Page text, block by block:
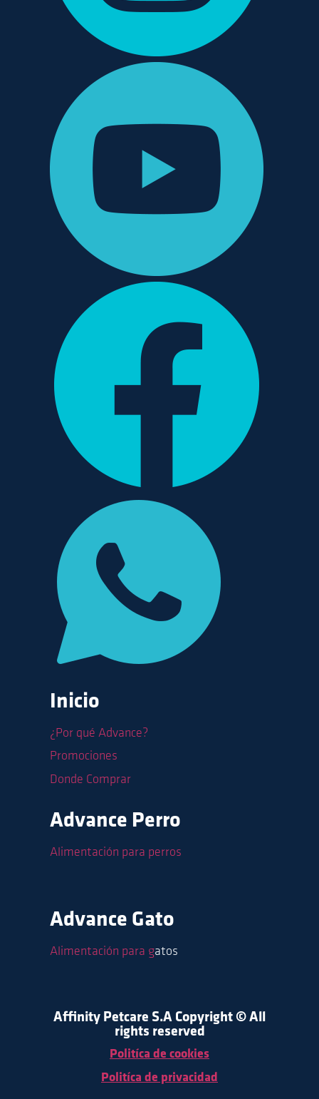
Inicio
¿Por qué Advance?
Promociones
Donde Comprar
Advance Perro
Alimentación para perros
Advance Gato
Alimentación para gatos
Affinity Petcare S.A Copyright © All
rights reserved
Politíca de cookies
Politíca de privacidad